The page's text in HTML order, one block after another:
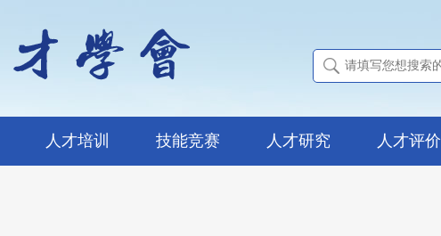
人才培训 技能竞赛 人才研究 人才评价